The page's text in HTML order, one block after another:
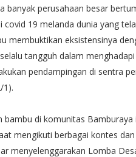
banyak perusahaan besar
covid 19 melanda dunia yang
membuktikan eksistensinya
tangguh dalam
pendampingan di sentra
1).
bambu di komunitas
mengikuti berbagai kontes
menyelenggarakan Lomba